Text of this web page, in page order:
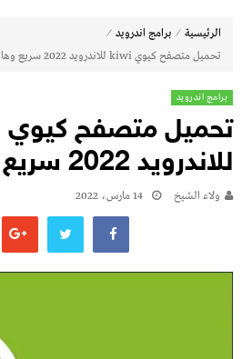
الرئيسية ⁄ برامج اندرويد ⁄
تحميل متصفح كيوي kiwi للاندرويد 2022 سريع وهادئ مجانا
برامج اندرويد
للاندرويد 2022 سريع وهادئ مجانا
ولاء الشيخ 14 مارس، 2022